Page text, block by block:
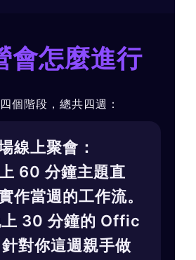
會怎麼進行
個階段，總共四週：
線上聚會：
60 分鐘主題直
作當週的工作流。
30 分鐘的 Offic
對你這週親手做